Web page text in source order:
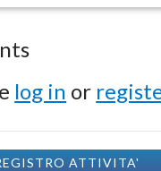
log in or
ATTIVITA'